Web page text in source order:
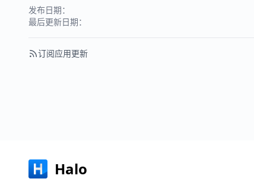
发布日期：
最后更新日期：
订阅应用更新
Halo